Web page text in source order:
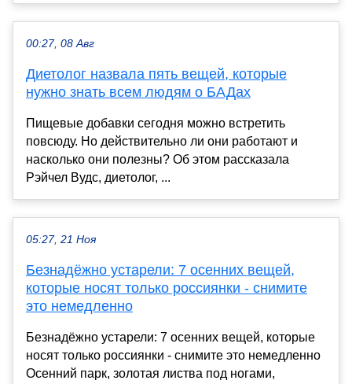
00:27, 08 Авг
Диетолог назвала пять вещей, которые
нужно знать всем людям о БАДах
Пищевые добавки сегодня можно встретить
повсюду. Но действительно ли они работают и
насколько они полезны? Об этом рассказала
Рэйчел Вудс, диетолог, ...
05:27, 21 Ноя
Безнадёжно устарели: 7 осенних вещей,
которые носят только россиянки - снимите
это немедленно
Безнадёжно устарели: 7 осенних вещей, которые
носят только россиянки - снимите это немедленно
Осенний парк, золотая листва под ногами,